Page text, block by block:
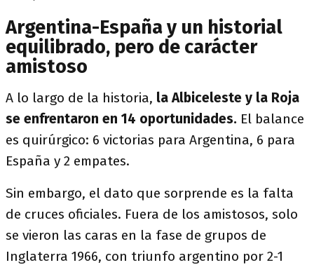
Argentina-España y un historial
equilibrado, pero de carácter
amistoso
A lo largo de la historia, la Albiceleste y la Roja
se enfrentaron en 14 oportunidades. El balance
es quirúrgico: 6 victorias para Argentina, 6 para
España y 2 empates.
Sin embargo, el dato que sorprende es la falta
de cruces oficiales. Fuera de los amistosos, solo
se vieron las caras en la fase de grupos de
Inglaterra 1966, con triunfo argentino por 2-1